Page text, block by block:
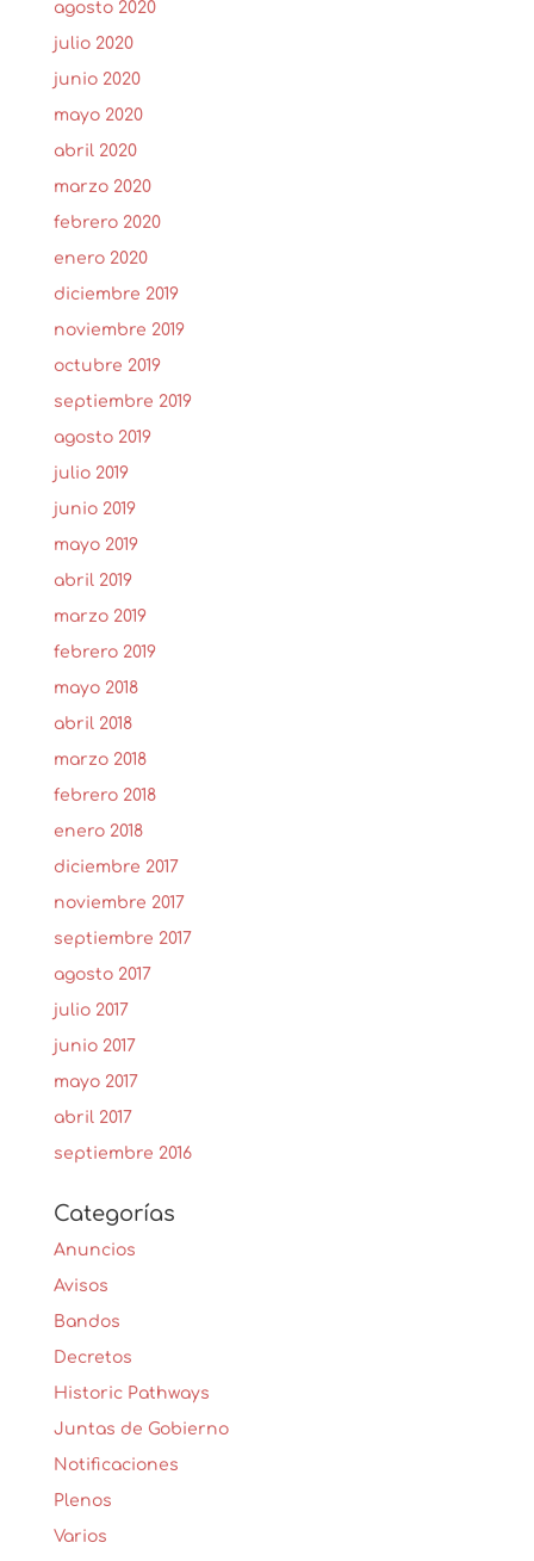
agosto 2020
julio 2020
junio 2020
mayo 2020
abril 2020
marzo 2020
febrero 2020
enero 2020
diciembre 2019
noviembre 2019
octubre 2019
septiembre 2019
agosto 2019
julio 2019
junio 2019
mayo 2019
abril 2019
marzo 2019
febrero 2019
mayo 2018
abril 2018
marzo 2018
febrero 2018
enero 2018
diciembre 2017
noviembre 2017
septiembre 2017
agosto 2017
julio 2017
junio 2017
mayo 2017
abril 2017
septiembre 2016
Categorías
Anuncios
Avisos
Bandos
Decretos
Historic Pathways
Juntas de Gobierno
Notificaciones
Plenos
Varios